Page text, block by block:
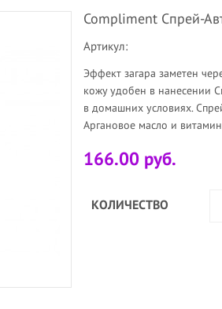
Compliment Спрей-
Артикул:
Эффект загара заметен
кожу удобен в нанесении
в домашних условиях.
Аргановое масло и
166.00 руб.
КОЛИЧЕСТВО